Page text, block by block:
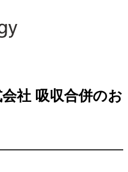
社 吸収合併のお